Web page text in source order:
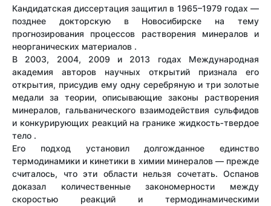
Кандидатская диссертация защитил в 1965–1979 годах —
позднее докторскую в Новосибирске на тему
прогнозирования процессов растворения минералов и
неорганических материалов .
В 2003, 2004, 2009 и 2013 годах Международная
академия авторов научных открытий признала его
открытия, присудив ему одну серебряную и три золотые
медали за теории, описывающие законы растворения
минералов, гальванического взаимодействия сульфидов
и конкурирующих реакций на гранике жидкость‑твердое
тело .
Его подход установил долгожданное единство
термодинамики и кинетики в химии минералов — прежде
считалось, что эти области нельзя сочетать. Оспанов
доказал количественные закономерности между
скоростью реакций и термодинамическими